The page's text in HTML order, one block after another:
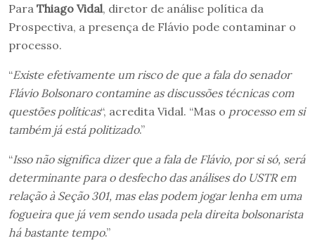
Para Thiago Vidal, diretor de análise política da
Prospectiva, a presença de Flávio pode contaminar o
processo.
“Existe efetivamente um risco de que a fala do senador
Flávio Bolsonaro contamine as discussões técnicas com
questões políticas“, acredita Vidal. “Mas o processo em si
também já está politizado.”
“Isso não significa dizer que a fala de Flávio, por si só, será
determinante para o desfecho das análises do USTR em
relação à Seção 301, mas elas podem jogar lenha em uma
fogueira que já vem sendo usada pela direita bolsonarista
há bastante tempo.”